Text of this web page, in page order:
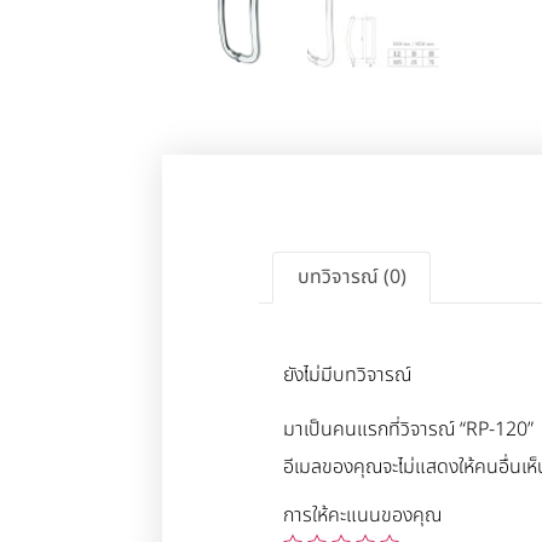
บทวิจารณ์ (0)
ยังไม่มีบทวิจารณ์
มาเป็นคนแรกที่วิจารณ์ “RP-120”
อีเมลของคุณจะไม่แสดงให้คนอื่นเ
การให้คะแนนของคุณ